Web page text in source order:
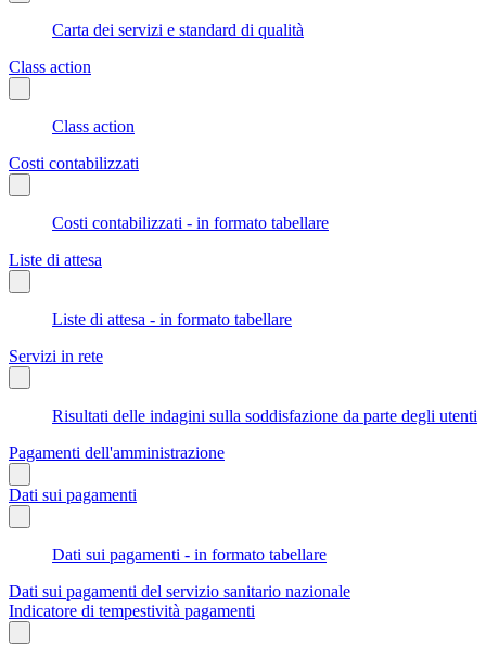
Carta dei servizi e standard di qualità
Class action
Class action
Costi contabilizzati
Costi contabilizzati - in formato tabellare
Liste di attesa
Liste di attesa - in formato tabellare
Servizi in rete
Risultati delle indagini sulla soddisfazione da parte degli utenti
Pagamenti dell'amministrazione
Dati sui pagamenti
Dati sui pagamenti - in formato tabellare
Dati sui pagamenti del servizio sanitario nazionale
Indicatore di tempestività pagamenti